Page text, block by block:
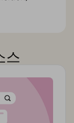
스